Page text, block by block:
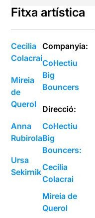
Fitxa artística
Cecilia
Colacrai
Mireia
de
Querol
Anna
Rubirola
Ursa
Sekirnik
Companyia:
Col·lectiu
Big
Bouncers
Direcció:
Col·lectiu
Big
Bouncers:
Cecilia
Colacrai
Mireia de
Querol